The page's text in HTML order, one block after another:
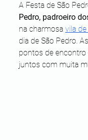
A Festa de São
Pedro, padroeiro
na charmosa vila
dia de São Pedro.
pontos de
juntos com muita